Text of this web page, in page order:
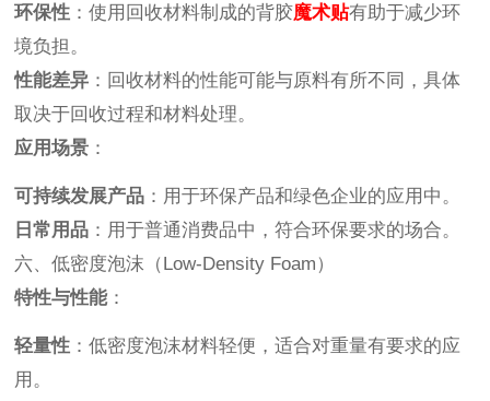
环保性 ：使用回收材料制成的背胶魔术贴有助于减少环
境负担。
性能差异 ：回收材料的性能可能与原料有所不同，具体
取决于回收过程和材料处理。
应用场景 ：
可持续发展产品 ：用于环保产品和绿色企业的应用中。
日常用品 ：用于普通消费品中，符合环保要求的场合。
六、低密度泡沫（Low-Density Foam）
特性与性能：
轻量性 ：低密度泡沫材料轻便，适合对重量有要求的应
用。